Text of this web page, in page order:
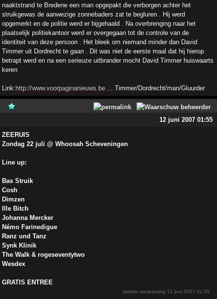
naaktstrand te Bredene een man opgepakt die verborgen achter het
struikgewas de aanwezige zonnebaders zat te begluren . Hij werd
opgemerkt en de politie werd er bijgehaald . Na overbrenging naar het
plaatselijk politiekantoor werd er overgegaan tot de controle van de
identiteit van deze persoon . Het bleek om niemand minder dan David
Timmer uit Dordrecht te gaan . Dit was niet de eerste maal dat hij hierop
betrapt werd en na een serieuze uitbrander mocht David Timmer huiswaarts
keren
Link:http://www.voorpaginanieuws.be... Timmer/Dordrecht/man/Gluurder
12 juni 2007 01:55
ZEERUIS
Zondag 22 juli @ Whoosah Scheveningen
Line up:
Bas Struik
Cosh
Dimzen
Ille Bitch
Johanna Mercker
Némo Farinedigue
Ranz und Tanz
Synk Klinik
The Walk & rogeseventytwo
Wesdex
GRATIS ENTREE
laatste aanpassing 12 juni 2007 01:55